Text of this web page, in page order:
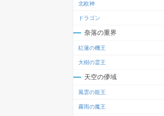
北欧神
ドラゴン
奈落の重界
紅蓮の機王
大樹の霊王
天空の儚域
風雲の龍王
霧雨の魔王